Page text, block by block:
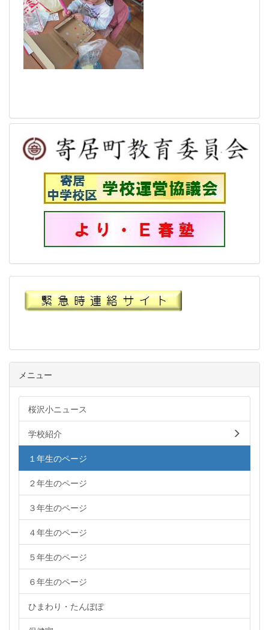
メニュー
桜沢小ニュース
学校紹介
１年生のページ
２年生のページ
３年生のページ
４年生のページ
５年生のページ
６年生のページ
ひまわり・たんぽぽ